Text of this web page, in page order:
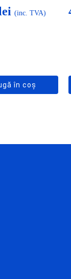
(inc. TVA)
în coș